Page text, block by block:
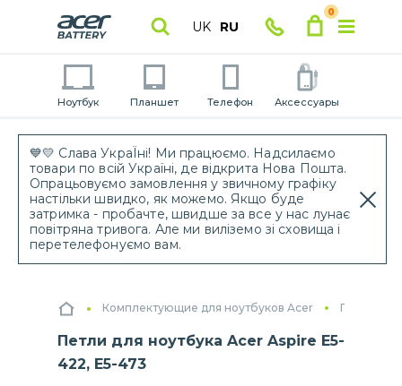
💙💛 Слава УкраЇні! Ми працюємо. Надсилаємо
товари по всій Україні, де відкрита Нова Пошта.
Опрацьовуємо замовлення у звичному графіку
настільки швидко, як можемо. Якщо буде
затримка - пробачте, швидше за все у нас лунає
повітряна тривога. Але ми виліземо зі сховища і
перетелефонуємо вам.
UK RU
0
Ноутбук Планшет Телефон Аксессуары
Комплектующие для ноутбуков Acer Петли для
Петли для ноутбука Acer Aspire E5-
422, E5-473